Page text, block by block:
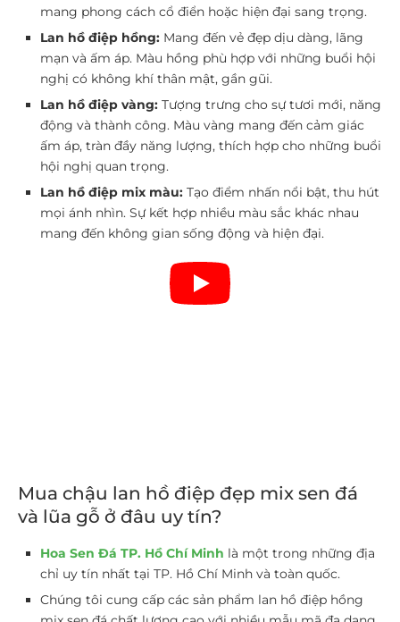
mang phong cách cổ điển hoặc hiện đại sang trọng.
Lan hồ điệp hồng: Mang đến vẻ đẹp dịu dàng, lãng
mạn và ấm áp. Màu hồng phù hợp với những buổi hội
nghị có không khí thân mật, gần gũi.
Lan hồ điệp vàng: Tượng trưng cho sự tươi mới, năng
động và thành công. Màu vàng mang đến cảm giác
ấm áp, tràn đầy năng lượng, thích hợp cho những buổi
hội nghị quan trọng.
Lan hồ điệp mix màu: Tạo điểm nhấn nổi bật, thu hút
mọi ánh nhìn. Sự kết hợp nhiều màu sắc khác nhau
mang đến không gian sống động và hiện đại.
Mua chậu lan hồ điệp đẹp mix sen đá
và lũa gỗ ở đâu uy tín?
Hoa Sen Đá TP. Hồ Chí Minh là một trong những địa
chỉ uy tín nhất tại TP. Hồ Chí Minh và toàn quốc.
Chúng tôi cung cấp các sản phẩm lan hồ điệp hồng